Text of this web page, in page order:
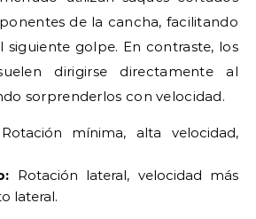
de la cancha, facilitando
siguiente golpe. En contraste, los
dirigirse directamente al
sorprenderlos con velocidad.
mínima, alta velocidad,
Rotación lateral, velocidad más
lateral.